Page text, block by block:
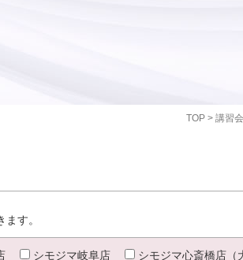
TOP > 講習
す。
シモジマ岐阜店 シモジマ心斎橋店（